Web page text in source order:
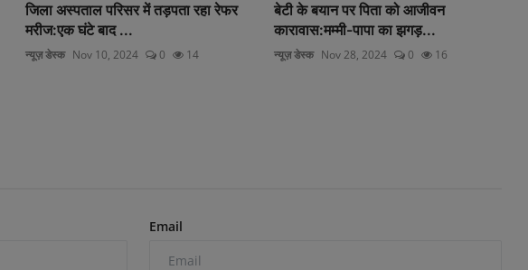
जिला अस्पताल परिसर में तड़पता रहा रेफर
मरीज:एक घंटे बाद ...
न्यूज़ डेस्क Nov 10, 2024 0 14
बेटी के बयान पर पिता को आजीवन
कारावास:मम्मी-पापा का झगड़...
न्यूज़ डेस्क Nov 28, 2024 0 16
Email